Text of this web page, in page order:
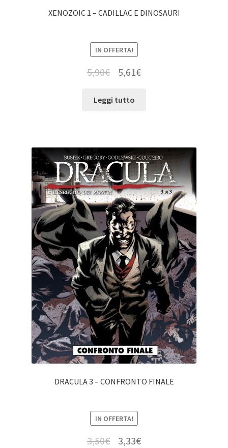
XENOZOIC 1 – CADILLAC E DINOSAURI
IN OFFERTA!
5,90€ 5,61€
Leggi tutto
DRACULA 3 – CONFRONTO FINALE
IN OFFERTA!
3,50€ 3,33€